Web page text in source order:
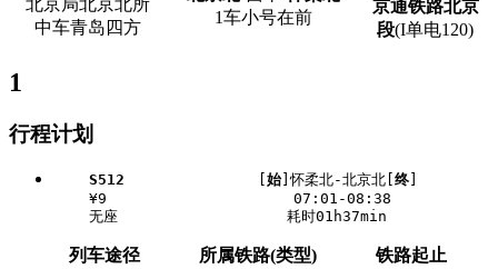
中车青岛四方
1车小号在前
京通铁路北京
段(I单电120)
1
行程计划
S512 始 ]怀柔北-北京北[ 终
    ¥9                     07:01-08:38
列车途径 所属铁路(类型)
铁路起止